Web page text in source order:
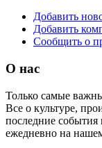
Добавить
Добавить
Сообщить о
О нас
Только самые
Все о культуре,
последние события
ежедневно на